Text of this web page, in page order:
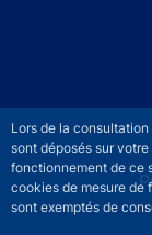
Lors de la
sont déposés sur
fonctionnement de ce
cookies de mesure de
sont exemptés de